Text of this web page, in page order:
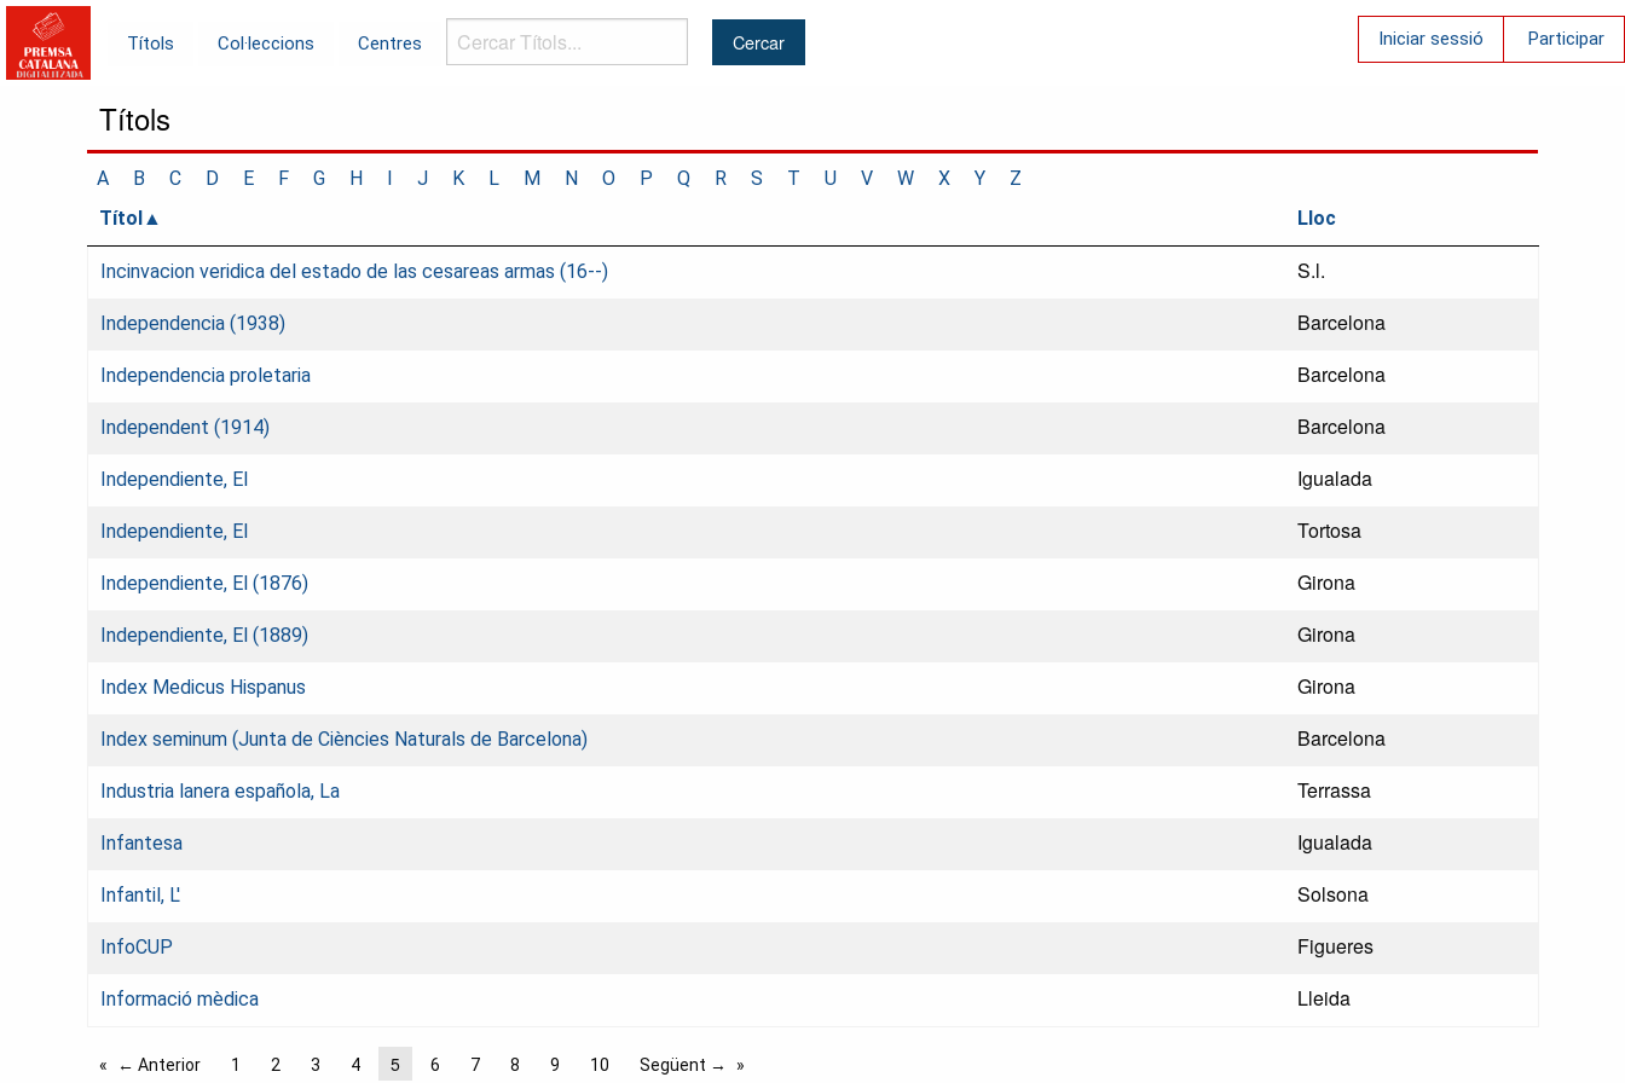
Títols Col·leccions Centres
Cercar
Títols...
Iniciar sessió Participar
Títols
A B C D E F G H I J K L M N O P Q R S T U V W X Y
Z
Títol
Lloc
Incinvacion veridica del estado de las cesareas armas (16--) S.l.
Independencia (1938) Barcelona
Independencia proletaria Barcelona
Independent (1914) Barcelona
Independiente, El Igualada
Independiente, El Tortosa
Independiente, El (1876) Girona
Independiente, El (1889) Girona
Index Medicus Hispanus Girona
Index seminum (Junta de Ciències Naturals de Barcelona) Barcelona
Industria lanera española, La Terrassa
Infantesa Igualada
Infantil, L' Solsona
InfoCUP Figueres
Informació mèdica Lleida
← Anterior 1 2 3 4 5 6 7 8 9 10 Següent →